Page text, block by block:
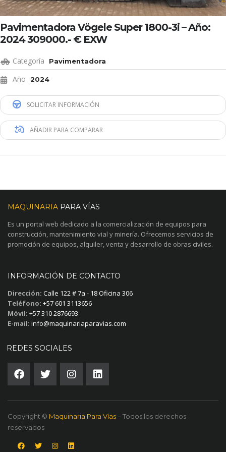
Pavimentadora Vögele Super 1800-3i – Año:
2024 309000.- € EXW
Categoría Pavimentadora
Año 2024
SOLICITAR INFORMACIÓN
AÑADIR PARA COMPARAR
MAQUINARIA PARA VÍAS
Es un portal web dedicado a la comercialización de equipos para
construcción, mantenimiento vial y minería. Ofrecemos servicios de
promoción de equipos, alquiler, venta y desarrollo de obras civiles.
INFORMACIÓN DE CONTACTO
Dirección: Calle 122 # 7a - 18 Oficina 306
Teléfono: +57 601 3113656
Móvil: +57 310 2876693
E-mail: info@maquinariaparavias.com
REDES SOCIALES
Copyright © Maquinaria Para Vías– Todos los derechos
reservados